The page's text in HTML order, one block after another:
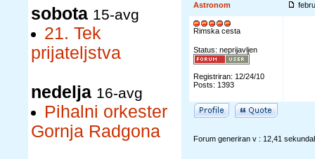
sobota 15-avg
21. Tek
prijateljstva
nedelja 16-avg
Pihalni orkester
Gornja Radgona
Astronom
Rimska cesta
Status: neprijavljen
Registriran: 12/24/10
Posts: 1393
Forum generiran v : 12,41